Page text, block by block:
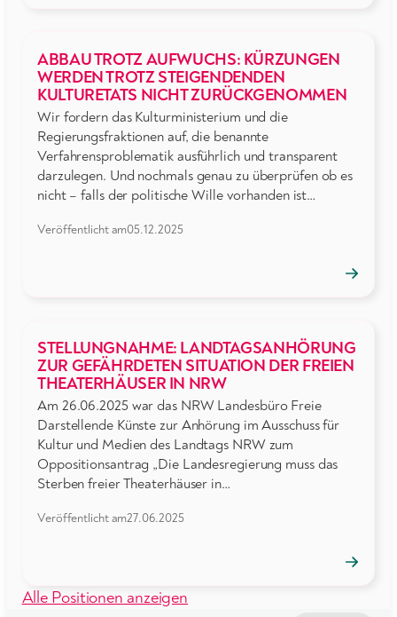
ABBAU TROTZ AUFWUCHS: KÜRZUNGEN
WERDEN TROTZ STEIGENDENDEN
KULTURETATS NICHT ZURÜCKGENOMMEN
Wir fordern das Kulturministerium und die
Regierungsfraktionen auf, die benannte
Verfahrensproblematik ausführlich und transparent
darzulegen. Und nochmals genau zu überprüfen ob es
nicht – falls der politische Wille vorhanden ist…
Veröffentlicht am05.12.2025
→
STELLUNGNAHME: LANDTAGSANHÖRUNG
ZUR GEFÄHRDETEN SITUATION DER FREIEN
THEATERHÄUSER IN NRW
Am 26.06.2025 war das NRW Landesbüro Freie
Darstellende Künste zur Anhörung im Ausschuss für
Kultur und Medien des Landtags NRW zum
Oppositionsantrag „Die Landesregierung muss das
Sterben freier Theaterhäuser in…
Veröffentlicht am27.06.2025
→
Alle Positionen anzeigen